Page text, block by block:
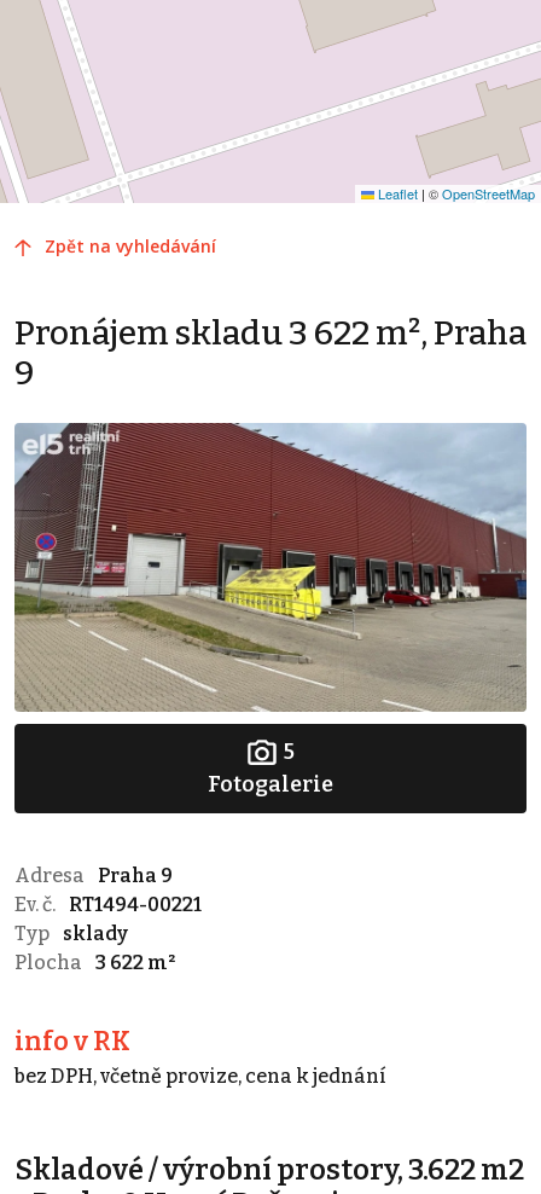
Leaflet | ©OpenStreetMap
Zpět na vyhledávání
Pronájem skladu 3 622 m², Praha
9
5
Fotogalerie
Adresa
Praha 9
Ev. č.
RT1494-00221
Typ
sklady
Plocha
3 622 m²
info v RK
bez DPH, včetně provize, cena k jednání
Skladové / výrobní prostory, 3.622 m2